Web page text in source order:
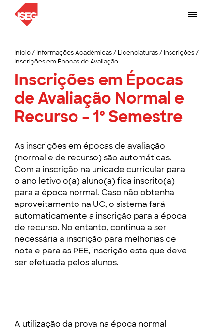
Início/ Informações Académicas/ Licenciaturas/ Inscrições/
Inscrições em Épocas de Avaliação
Inscrições em Épocas
de Avaliação Normal e
Recurso – 1º Semestre
As inscrições em épocas de avaliação
(normal e de recurso) são automáticas.
Com a inscrição na unidade curricular para
o ano letivo o(a) aluno(a) fica inscrito(a)
para a época normal. Caso não obtenha
aproveitamento na UC, o sistema fará
automaticamente a inscrição para a época
de recurso. No entanto, continua a ser
necessária a inscrição para melhorias de
nota e para as PEE, inscrição esta que deve
ser efetuada pelos alunos.
A utilização da prova na época normal